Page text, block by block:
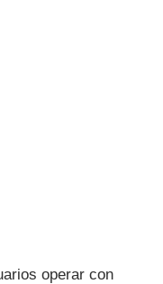
operar con